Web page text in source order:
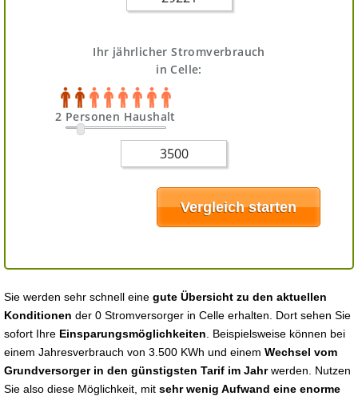
Ihr jährlicher Stromverbrauch
in Celle:
2 Personen Haushalt
Sie werden sehr schnell eine gute Übersicht zu den aktuellen
Konditionen der 0 Stromversorger in Celle erhalten. Dort sehen Sie
sofort Ihre Einsparungsmöglichkeiten . Beispielsweise können bei
einem Jahresverbrauch von 3.500 KWh und einem Wechsel vom
Grundversorger in den günstigsten Tarif im Jahrwerden. Nutzen
Sie also diese Möglichkeit, mit sehr wenig Aufwand eine enorme